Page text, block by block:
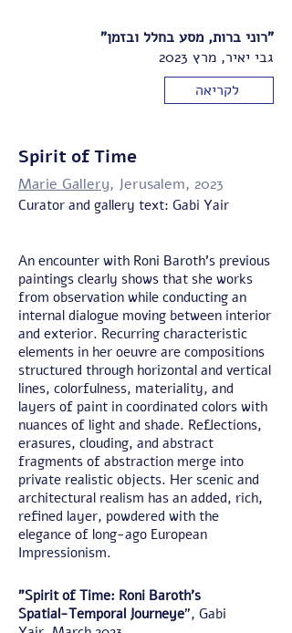
"רוני ברות, מסע בחלל ובזמן"
גבי יאיר, מרץ 2023
לקריאה
Spirit of Time
Marie Gallery, Jerusalem, 2023
Curator and gallery text: Gabi Yair
An encounter with Roni Baroth’s previous
paintings clearly shows that she works
from observation while conducting an
internal dialogue moving between interior
and exterior. Recurring characteristic
elements in her oeuvre are compositions
structured through horizontal and vertical
lines, colorfulness, materiality, and
layers of paint in coordinated colors with
nuances of light and shade. Reflections,
erasures, clouding, and abstract
fragments of abstraction merge into
private realistic objects. Her scenic and
architectural realism has an added, rich,
refined layer, powdered with the
elegance of long-ago European
Impressionism.
"Spirit of Time: Roni Baroth’s
Spatial-Temporal Journeye", Gabi